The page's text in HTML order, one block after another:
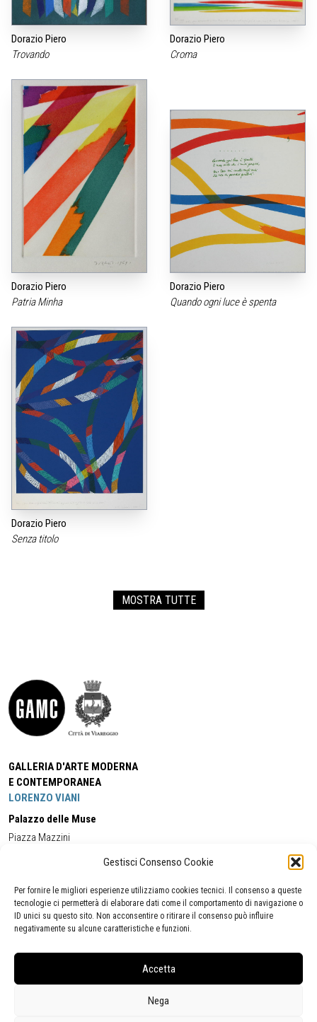
Gestisci Consenso Cookie
Per fornire le migliori esperienze utilizziamo cookies tecnici. Il consenso a queste
tecnologie ci permetterà di elaborare dati come il comportamento di navigazione o
ID unici su questo sito. Non acconsentire o ritirare il consenso può influire
negativamente su alcune caratteristiche e funzioni.
Accetta
Nega
Dorazio Piero
Trovando
Dorazio Piero
Croma
Dorazio Piero
Patria Minha
Dorazio Piero
Quando ogni luce è spenta
Dorazio Piero
Senza titolo
MOSTRA TUTTE
GALLERIA D'ARTE MODERNA
E CONTEMPORANEA
LORENZO VIANI
Palazzo delle Muse
Piazza Mazzini
Cell:+39 338 5714978 (orario apertura Galleria)
Tel:
+39 0584 944580
(orario 09.00/13.00)
Email:gamc@comune.viareggio.lu.it
Segnalazione di inaccessibilità